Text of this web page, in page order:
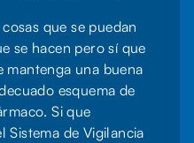
que se puedan
se hacen pero sí que
mantenga una buena
esquema de
Si que
Sistema de Vigilancia